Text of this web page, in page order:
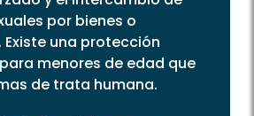
por bienes o
Existe una protección
menores de edad que
de trata humana.